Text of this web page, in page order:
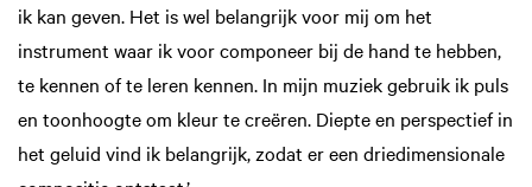
ik kan geven. Het is wel belangrijk voor mij om het
instrument waar ik voor componeer bij de hand te hebben,
te kennen of te leren kennen. In mijn muziek gebruik ik puls
en toonhoogte om kleur te creëren. Diepte en perspectief in
het geluid vind ik belangrijk, zodat er een driedimensionale